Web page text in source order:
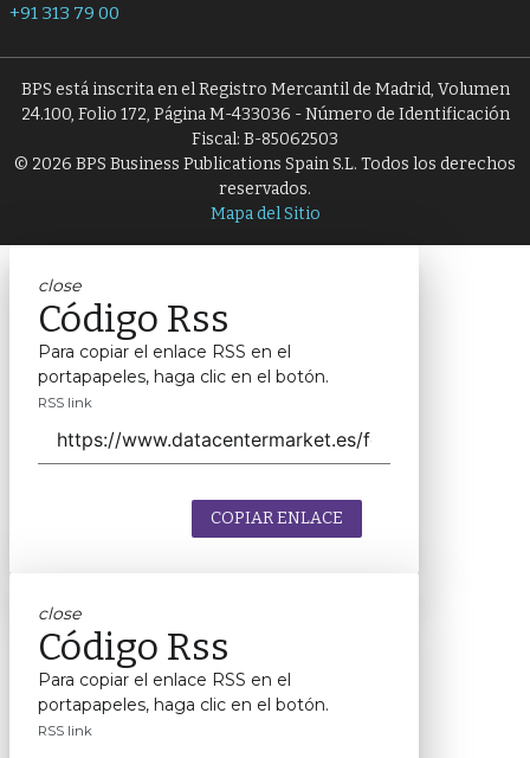
+91 313 79 00
BPS está inscrita en el Registro Mercantil de Madrid, Volumen
24.100, Folio 172, Página M-433036 - Número de Identificación
Fiscal: B-85062503
© 2026 BPS Business Publications Spain S.L. Todos los derechos
reservados.
Mapa del Sitio
close
Código Rss
Para copiar el enlace RSS en el
portapapeles, haga clic en el botón.
RSS link
COPIAR ENLACE
close
Código Rss
Para copiar el enlace RSS en el
portapapeles, haga clic en el botón.
RSS link